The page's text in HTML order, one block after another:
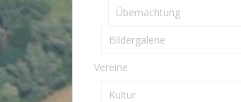
Übernachtung
Bildergalerie
Vereine
Kultur